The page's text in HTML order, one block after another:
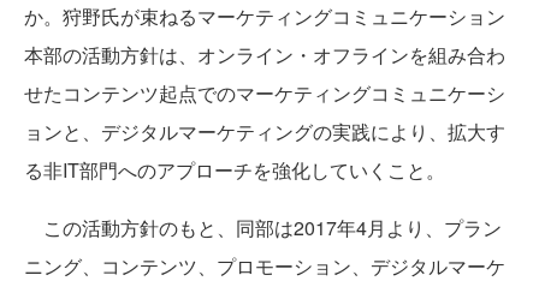
か。狩野氏が束ねるマーケティングコミュニケーション
本部の活動方針は、オンライン・オフラインを組み合わ
せたコンテンツ起点でのマーケティングコミュニケーシ
ョンと、デジタルマーケティングの実践により、拡大す
る非IT部門へのアプローチを強化していくこと。
この活動方針のもと、同部は2017年4月より、プラン
ニング、コンテンツ、プロモーション、デジタルマーケ